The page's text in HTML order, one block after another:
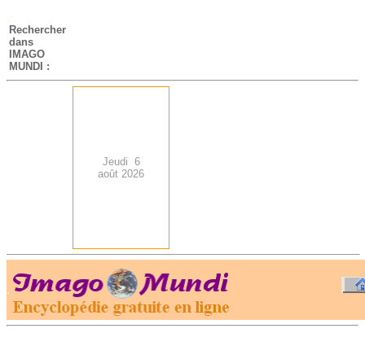
-
Rechercher
dans
IMAGO
MUNDI :
Jeudi 6
août 2026
.